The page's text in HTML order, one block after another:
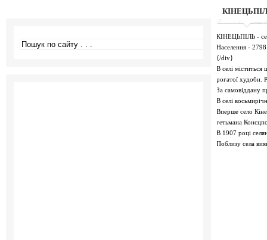
КІНЕЦЬПІЛЬ -
Населення -
{/div}
В селі міститься
рогатої худоби.
За самовіддану
В селі
Вперше село
гетьмана
В 1907 році
Поблизу села